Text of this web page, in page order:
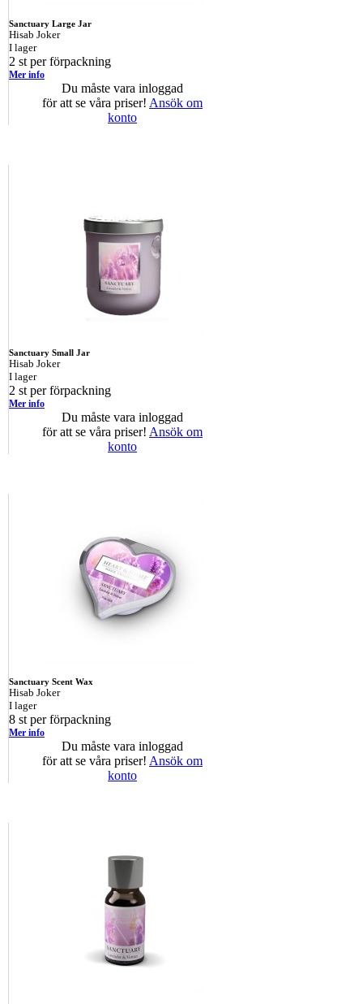
Sanctuary Large Jar
Hisab Joker
I lager
2 st per förpackning
Mer info
Du måste vara inloggad
för att se våra priser! Ansök om
konto
Sanctuary Small Jar
Hisab Joker
I lager
2 st per förpackning
Mer info
Du måste vara inloggad
för att se våra priser! Ansök om
konto
Sanctuary Scent Wax
Hisab Joker
I lager
8 st per förpackning
Mer info
Du måste vara inloggad
för att se våra priser! Ansök om
konto